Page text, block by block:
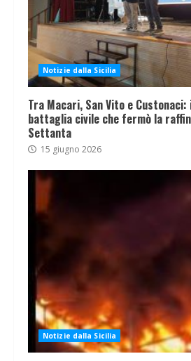
Notizie dalla Sicilia
Tra Macari, San Vito e
battaglia civile che fermò la
Settanta
15 giugno 2026
Notizie dalla Sicilia